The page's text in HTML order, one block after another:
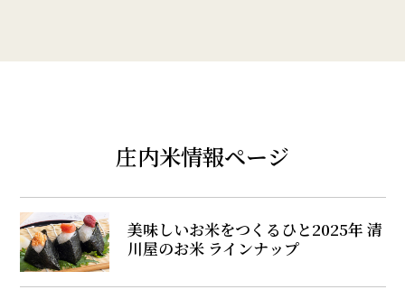
庄内米情報ページ
美味しいお米をつくるひと――2025年 清
川屋のお米 ラインナップ